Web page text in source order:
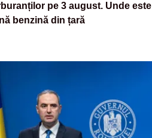
pe 3 august. Unde este
benzină din țară